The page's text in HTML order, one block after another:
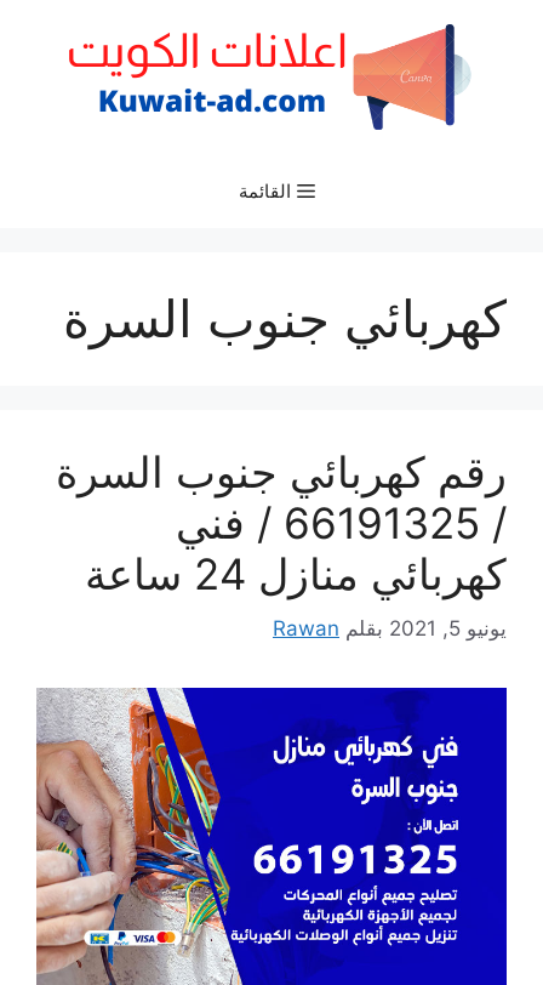
القائمة
كهربائي جنوب السرة
رقم كهربائي جنوب السرة
/ 66191325‬ / فني
كهربائي منازل 24 ساعة
يونيو 5, 2021 بقلم Rawan